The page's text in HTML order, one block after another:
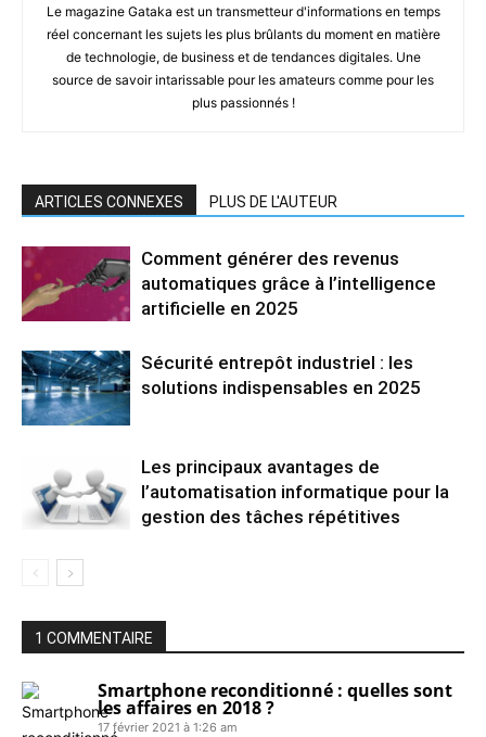
Le magazine Gataka est un transmetteur d'informations en temps
réel concernant les sujets les plus brûlants du moment en matière
de technologie, de business et de tendances digitales. Une
source de savoir intarissable pour les amateurs comme pour les
plus passionnés !
ARTICLES CONNEXES PLUS DE L'AUTEUR
Comment générer des revenus
automatiques grâce à l’intelligence
artificielle en 2025
Sécurité entrepôt industriel : les
solutions indispensables en 2025
Les principaux avantages de
l’automatisation informatique pour la
gestion des tâches répétitives
1 COMMENTAIRE
Smartphone reconditionné : quelles sont
les affaires en 2018 ?
17 février 2021 à 1:26 am